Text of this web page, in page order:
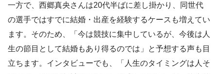
一方で、西郷真央さんは20代半ばに差し掛かり、同世代
の選手ではすでに結婚・出産を経験するケースも増えてい
ます。そのため、「今は競技に集中しているが、今後は人
生の節目として結婚もあり得るのでは」と予想する声も目
立ちます。インタビューでも、「人生のタイミングは人そ